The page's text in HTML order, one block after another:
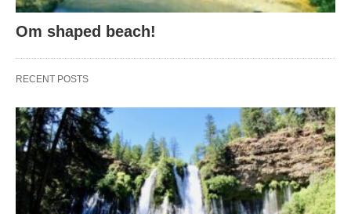
Om shaped beach!
RECENT POSTS